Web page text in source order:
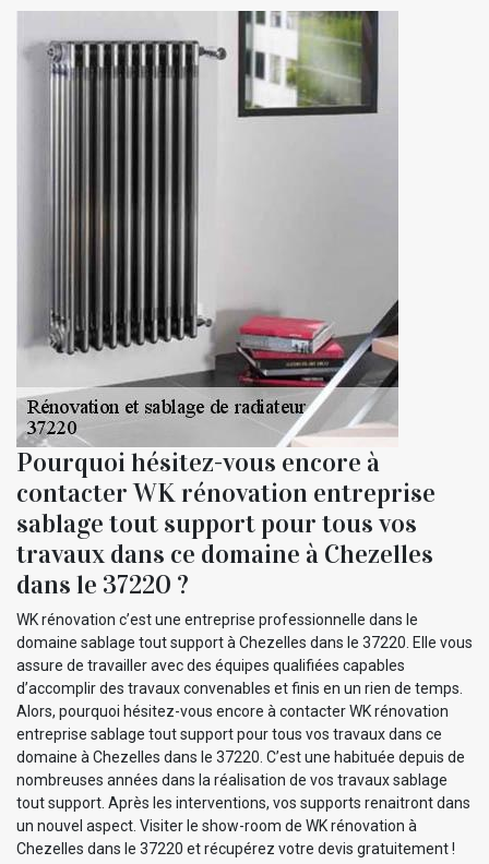
Pourquoi hésitez-vous encore à
contacter WK rénovation entreprise
sablage tout support pour tous vos
travaux dans ce domaine à Chezelles
dans le 37220 ?
WK rénovation c’est une entreprise professionnelle dans le
domaine sablage tout support à Chezelles dans le 37220. Elle vous
assure de travailler avec des équipes qualifiées capables
d’accomplir des travaux convenables et finis en un rien de temps.
Alors, pourquoi hésitez-vous encore à contacter WK rénovation
entreprise sablage tout support pour tous vos travaux dans ce
domaine à Chezelles dans le 37220. C’est une habituée depuis de
nombreuses années dans la réalisation de vos travaux sablage
tout support. Après les interventions, vos supports renaitront dans
un nouvel aspect. Visiter le show-room de WK rénovation à
Chezelles dans le 37220 et récupérez votre devis gratuitement !